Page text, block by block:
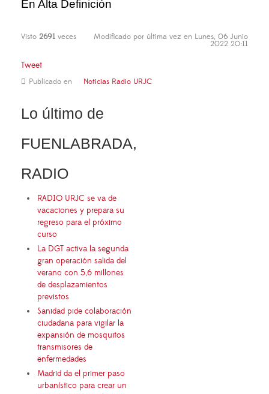
En Alta Definición
Visto 2691 veces Modificado por última vez en Lunes, 06 Junio
2022 20:11
Tweet
Publicado en Noticias Radio URJC
Lo último de
FUENLABRADA,
RADIO
RADIO URJC se va de
vacaciones y prepara su
regreso para el próximo
curso
La DGT activa la segunda
gran operación salida del
verano con 5,6 millones
de desplazamientos
previstos
Sanidad pide colaboración
ciudadana para vigilar la
expansión de mosquitos
transmisores de
enfermedades
Madrid da el primer paso
urbanístico para crear un